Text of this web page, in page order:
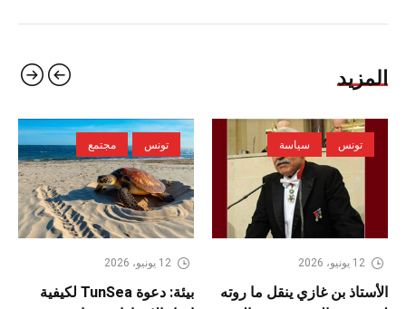
المزيد
تونس سياسة
12 يونيو، 2026
الأستاذ بن غازي ينقل ما روته
تونس مجتمع
12 يونيو، 2026
بيئة: دعوة TunSea لكيفية